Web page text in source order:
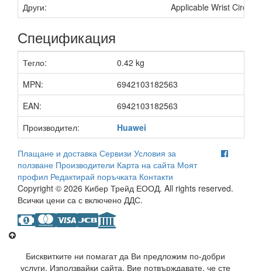
Други:
Applicable Wrist
Спецификация
Тегло:
0.42 kg
MPN:
6942103182563
EAN:
6942103182563
Производител:
Huawei
Плащане и доставка Сервизи Условия за
ползване Производители Карта на сайта Моят
профил Редактирай поръчката Контакти
Copyright © 2026 Кибер Трейд ЕООД. All rights reserved.
Всички цени са с включено ДДС.
Бисквитките ни помагат да Ви предложим по-добри
услуги. Използвайки сайта, Вие потвърждавате, че сте